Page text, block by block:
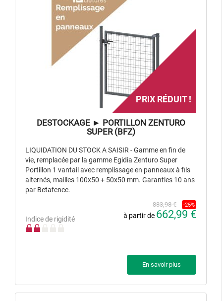
PRIX RÉDUIT !
DESTOCKAGE ► PORTILLON ZENTURO
SUPER (BFZ)
LIQUIDATION DU STOCK A SAISIR - Gamme en fin de
vie, remplacée par la gamme Egidia Zenturo Super
Portillon 1 vantail avec remplissage en panneaux à fils
alternés, mailles 100x50 + 50x50 mm. Garanties 10 ans
par Betafence.
Indice de rigidité à partir de 662,99 €
883,98 € -25%
En savoir plus